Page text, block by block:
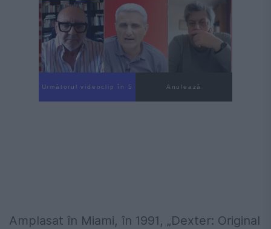
Următorul videoclip în 4 Anulează
Amplasat în Miami, în 1991, „Dexter: Original